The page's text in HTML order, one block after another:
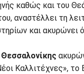
καθώς και του
αναστέλλει τη
και ακυρώνει
Καλλιτέχνες», το